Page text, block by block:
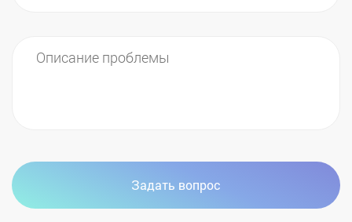
Задать вопрос